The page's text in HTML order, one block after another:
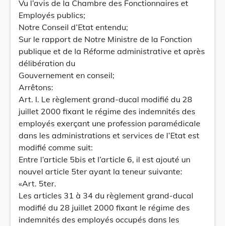
Vu l’avis de la Chambre des Fonctionnaires et
Employés publics;
Notre Conseil d’Etat entendu;
Sur le rapport de Notre Ministre de la Fonction
publique et de la Réforme administrative et après
délibération du
Gouvernement en conseil;
Arrêtons:
Art. I. Le règlement grand-ducal modifié du 28
juillet 2000 fixant le régime des indemnités des
employés exerçant une profession paramédicale
dans les administrations et services de l’Etat est
modifié comme suit:
Entre l’article 5bis et l’article 6, il est ajouté un
nouvel article 5ter ayant la teneur suivante:
«Art. 5ter.
Les articles 31 à 34 du règlement grand-ducal
modifié du 28 juillet 2000 fixant le régime des
indemnités des employés occupés dans les